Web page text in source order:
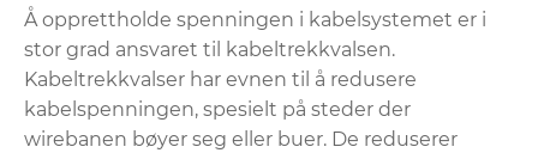
Å opprettholde spenningen i kabelsystemet er i
stor grad ansvaret til kabeltrekkvalsen.
Kabeltrekkvalser har evnen til å redusere
kabelspenningen, spesielt på steder der
wirebanen bøyer seg eller buer. De reduserer